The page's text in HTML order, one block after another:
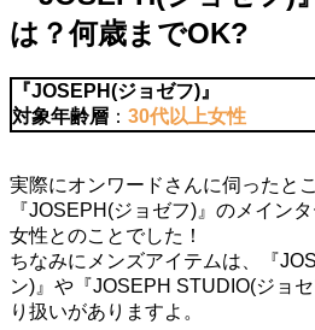
は？何歳までOK?
『JOSEPH(ジョゼフ)』
対象年齢層 ： 30代以上女性
実際にオンワードさんに伺ったとこ
『JOSEPH(ジョゼフ)』のメイン
女性とのことでした！
ちなみにメンズアイテムは、『
ン)』や『JOSEPH STUDIO(ジョ
り扱いがありますよ。